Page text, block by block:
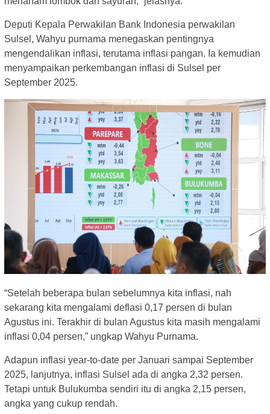
Deputi Kepala Perwakilan Bank Indonesia perwakilan
Sulsel, Wahyu purnama menegaskan pentingnya
mengendalikan inflasi, terutama inflasi pangan. Ia kemudian
menyampaikan perkembangan inflasi di Sulsel per
September 2025.
“Setelah beberapa bulan sebelumnya kita inflasi, nah
sekarang kita mengalami deflasi 0,17 persen di bulan
Agustus ini. Terakhir di bulan Agustus kita masih mengalami
inflasi 0,04 persen,” ungkap Wahyu Purnama.
Adapun inflasi year-to-date per Januari sampai September
2025, lanjutnya, inflasi Sulsel ada di angka 2,32 persen.
Tetapi untuk Bulukumba sendiri itu di angka 2,15 persen,
angka yang cukup rendah.